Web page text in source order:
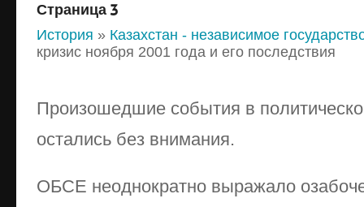
Страница 3
История » Казахстан - независимое
кризис ноября 2001 года и его последствия
Произошедшие события в
остались без внимания.
ОБСЕ неоднократно выражало